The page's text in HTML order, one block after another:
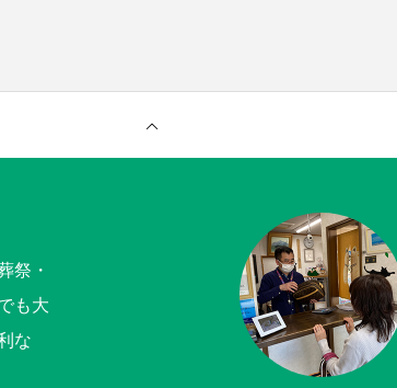
祭・
も大
な